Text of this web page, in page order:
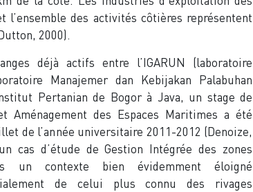
l’ensemble des activités côtières représentent
2000).
déjà actifs entre l’IGARUN (laboratoire
Manajemer dan Kebijakan Palabuhan
Pertanian de Bogor à Java, un stage de
Aménagement des Espaces Maritimes a été
de l’année universitaire 2011-2012 (Denoize,
cas d’étude de Gestion Intégrée des zones
un contexte bien évidemment éloigné
de celui plus connu des rivages